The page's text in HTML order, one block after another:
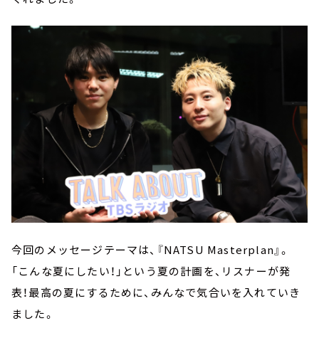
今回のメッセージテーマは、『NATSU Masterplan』。
「こんな夏にしたい！」という夏の計画を、リスナーが発
表！最高の夏にするために、みんなで気合いを入れていき
ました。